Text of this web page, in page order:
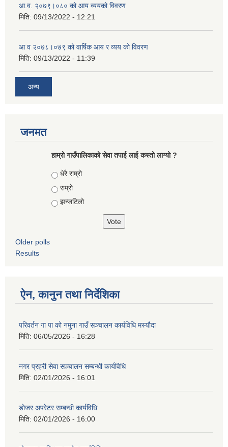
आ.व. २०७९।०८० को आय व्ययको विवरण
मिति: 09/13/2022 - 12:21
आ‍ व २०७८।०७९ को वार्षिक आय र व्यय को विवरण
मिति: 09/13/2022 - 11:39
अन्य
जनमत
हाम्रो गाउँपालिकाको सेवा तपाई लाई कस्तो लाग्यो ?
Choices
धेरै राम्रो
राम्रो
झन्जटिलो
Older polls
Results
ऐन, कानुन तथा निर्देशिका
परिवर्तन गा पा को नमुना गाउँ सञ्चालन कार्यविधि मस्यौदा
मिति: 06/05/2026 - 16:28
नगर प्रहरी सेवा सञ्चालन सम्बन्धी कार्यविधि
मिति: 02/01/2026 - 16:01
डोजर अपरेटर सम्बन्धी कार्यविधि
मिति: 02/01/2026 - 16:00